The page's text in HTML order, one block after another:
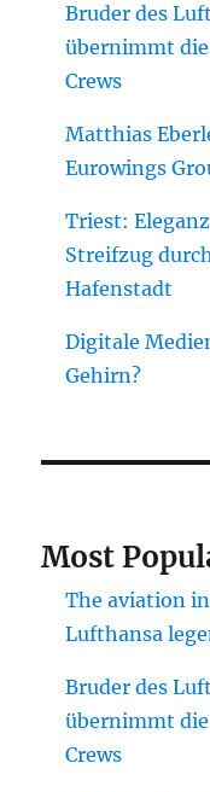
Bruder des
übernimmt
Crews
Matthias
Eurowings
Triest:
Streifzug
Hafenstadt
Digitale
Gehirn?
Most
The aviation
Lufthansa
Bruder des
übernimmt
Crews